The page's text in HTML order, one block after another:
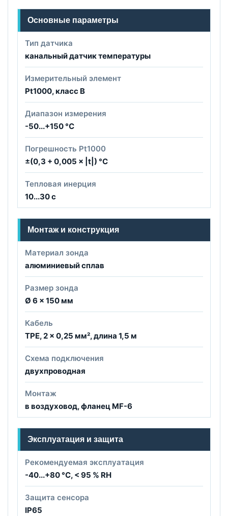
Основные параметры
Тип датчика
канальный датчик температуры
Измерительный элемент
Pt1000, класс B
Диапазон измерения
-50...+150 °C
Погрешность Pt1000
±(0,3 + 0,005 × |t|) °C
Тепловая инерция
10...30 с
Монтаж и конструкция
Материал зонда
алюминиевый сплав
Размер зонда
Ø 6 × 150 мм
Кабель
TPE, 2 × 0,25 мм², длина 1,5 м
Схема подключения
двухпроводная
Монтаж
в воздуховод, фланец MF-6
Эксплуатация и защита
Рекомендуемая эксплуатация
-40...+80 °C, < 95 % RH
Защита сенсора
IP65